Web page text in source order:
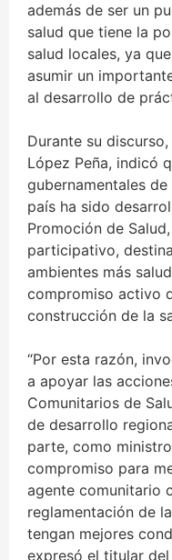
además de ser un
salud que tiene la
salud locales, ya
asumir un
al desarrollo de
Durante su
López Peña, indicó
gubernamentales
país ha sido
Promoción de
participativo,
ambientes más
compromiso activo
construcción de la
“Por esta razón,
a apoyar las
Comunitarios de
de desarrollo
parte, como
compromiso para
agente comunitario
reglamentación de
tengan mejores
expresó el titular del